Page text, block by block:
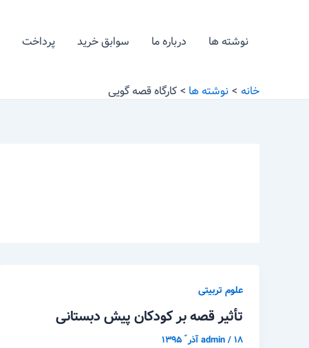
نوشته ها درباره ما سوابق خرید پرداخت
خانه نوشته ها کارگاه قصه گویی
علوم تربیتی
تأثیر قصه بر کودکان پیش دبستانی
admin/۱۸ آذر ّ ۱۳۹۵